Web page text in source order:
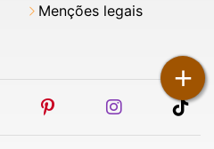
+
Menções legais
youtubepinterestinstagram